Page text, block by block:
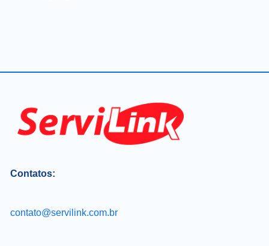
Contatos:
contato@servilink.com.br